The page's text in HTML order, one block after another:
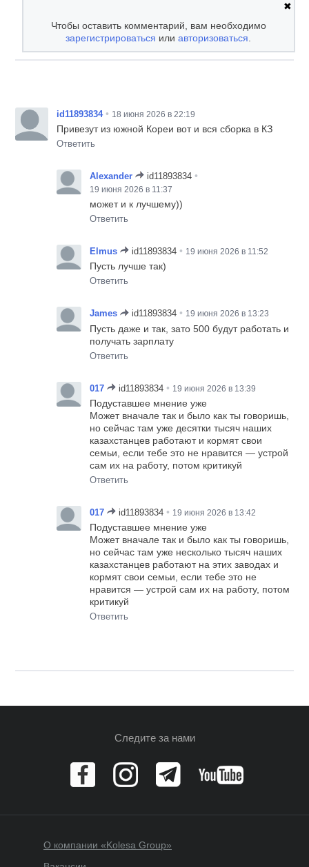
✖
Чтобы оставить комментарий, вам необходимо
зарегистрироваться илиавторизоваться.
id11893834 • 18 июня 2026 в 22:19
Привезут из южной Кореи вот и вся сборка в КЗ
Ответить
Alexander id11893834 •
19 июня 2026 в 11:37
может и к лучшему))
Ответить
Elmus id11893834 • 19 июня 2026 в 11:52
Пусть лучше так)
Ответить
James id11893834 • 19 июня 2026 в 13:23
Пусть даже и так, зато 500 будут работать и
получать зарплату
Ответить
017 id11893834 • 19 июня 2026 в 13:39
Подуставшее мнение уже
Может вначале так и было как ты говоришь,
но сейчас там уже десятки тысяч наших
казахстанцев работают и кормят свои
семьи, если тебе это не нравится — устрой
сам их на работу, потом критикуй
Ответить
017 id11893834 • 19 июня 2026 в 13:42
Подуставшее мнение уже
Может вначале так и было как ты говоришь,
но сейчас там уже несколько тысяч наших
казахстанцев работают на этих заводах и
кормят свои семьи, если тебе это не
нравится — устрой сам их на работу, потом
критикуй
Ответить
Следите за нами
О компании «Kolesa Group»